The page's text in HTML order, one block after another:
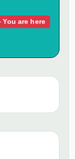
You are here